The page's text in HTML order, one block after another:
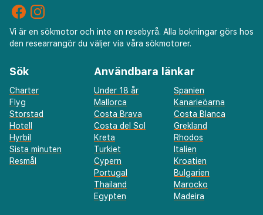
Vi är en sökmotor och inte en resebyrå. Alla bokningar görs hos
den researrangör du väljer via våra sökmotorer.
Sök
Charter
Flyg
Storstad
Hotell
Hyrbil
Sista minuten
Resmål
Användbara länkar
Under 18 år
Spanien
Mallorca
Kanarieöarna
Costa Brava
Costa Blanca
Costa del Sol
Grekland
Kreta
Rhodos
Turkiet
Italien
Cypern
Kroatien
Portugal
Bulgarien
Thailand
Marocko
Egypten
Madeira